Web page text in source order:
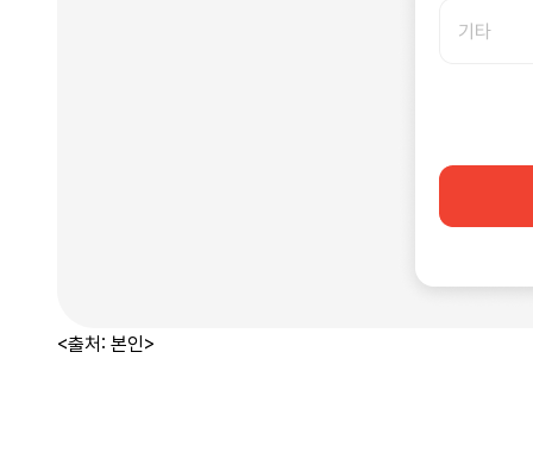
<출처: 본인>